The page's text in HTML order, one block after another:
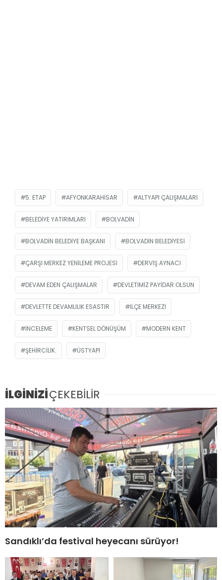
5. ETAP AFYONKARAHISAR ALTYAPI ÇALIŞMALARI
BELEDIYE YATIRIMLARI BOLVADIN
BOLVADIN BELEDIYE BAŞKANI BOLVADIN BELEDIYESI
ÇARŞI MERKEZ YENILEME PROJESI DERVIŞ AYNACI
DEVAM EDEN ÇALIŞMALAR DEVLETIMIZ PAYIDAR OLSUN
DEVLETTE DEVAMLILIK ESASTIR İLÇE MERKEZI
INCELEME KENTSEL DÖNÜŞÜM MODERN KENT
ŞEHIRCILIK. ÜSTYAPI
İLGİNİZİÇEKEBİLİR
Sandıklı’da festival heyecanı sürüyor!